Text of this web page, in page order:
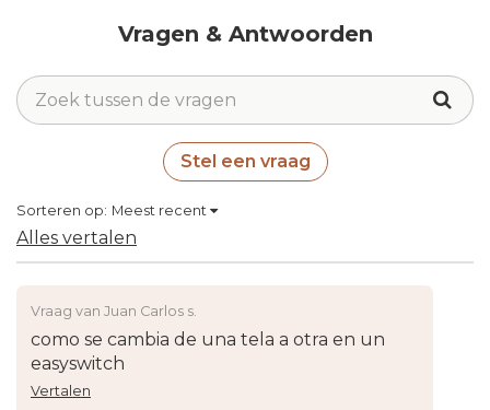
Vragen & Antwoorden
Stel een vraag
Sorteren op: Meest recent
Alles vertalen
Vraag van Juan Carlos s.
como se cambia de una tela a otra en un
easyswitch
Vertalen